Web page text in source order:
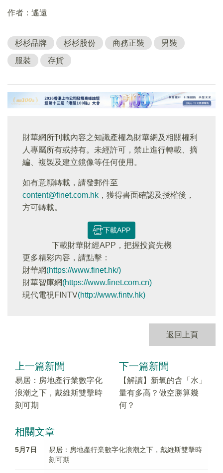
作者：遙遠
杉杉品牌 杉杉股份 商務正裝 男裝
服裝 存貨
財華網所刊載內容之知識產權為財華網及相關權利
人專屬所有或持有。未經許可，禁止進行轉載、摘
編、複製及建立鏡像等任何使用。
如有意願轉載，請發郵件至
content@finet.com.hk ，獲得書面確認及授權後，
方可轉載。
下載APP
下載財華財經APP，把握投資先機
更多精彩内容，請點擊：
財華網(https://www.finet.hk/)
財華智庫網(https://www.finet.com.cn)
現代電視FINTV(http://www.fintv.hk)
返回上頁
上一篇新聞
易居：房地產行業數字化
浪潮之下，戴維斯雙擊時
刻可期
下一篇新聞
【解讀】新氧的含「水」
量有多高？做空勝算幾
何？
相關文章
5月7日
易居：房地產行業數字化浪潮之下，戴維斯雙擊時
刻可期